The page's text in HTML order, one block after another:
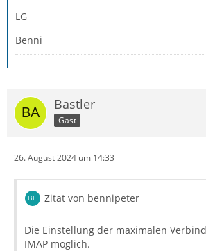
LG
Benni
Bastler
Gast
26. August 2024 um 14:33
Zitat von bennipeter
Die Einstellung der maximalen
IMAP möglich.